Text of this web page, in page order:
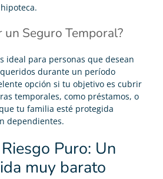
un Seguro Temporal?
ideal para personas que desean
durante un período
opción si tu objetivo es cubrir
temporales, como préstamos, o
tu familia esté protegida
dependientes.
Puro: Un
muy barato